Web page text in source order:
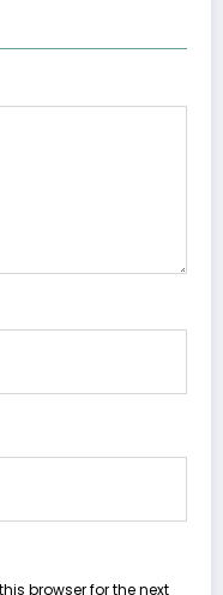
browser for the next